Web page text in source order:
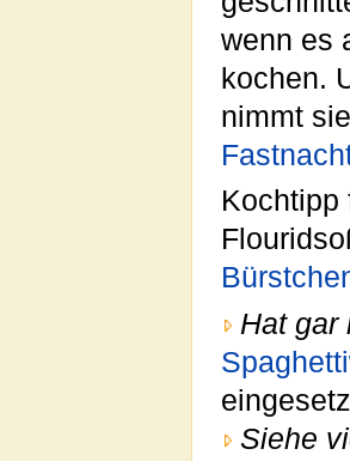
wenn es
kochen.
nimmt
Kochtipp
Hat gar
Siehe